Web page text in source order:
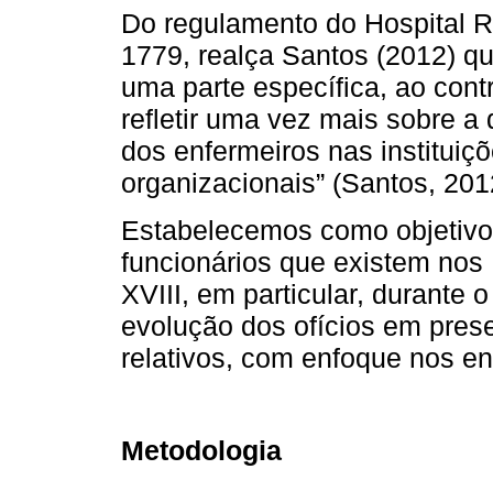
Do regulamento do Hospital
1779, realça Santos (2012)
uma parte específica, ao
refletir uma vez mais sobre
dos enfermeiros nas
organizacionais” (Santos,
Estabelecemos como
funcionários que existem
XVIII, em particular, durante
evolução dos ofícios em
relativos, com enfoque nos
Metodologia